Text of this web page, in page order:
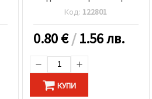
Код: 122801
0.80€/1.56 лв.
КУПИ